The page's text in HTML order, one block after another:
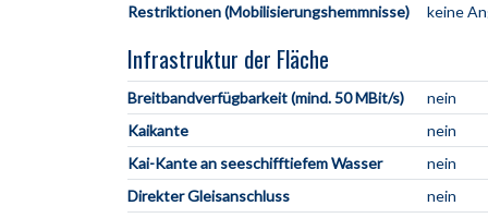
Restriktionen (Mobilisierungshemmnisse) keine
Infrastruktur der Fläche
Breitbandverfügbarkeit (mind. 50 MBit/s)
nein
Kaikante
nein
Kai-Kante an seeschifftiefem Wasser
nein
Direkter Gleisanschluss
nein